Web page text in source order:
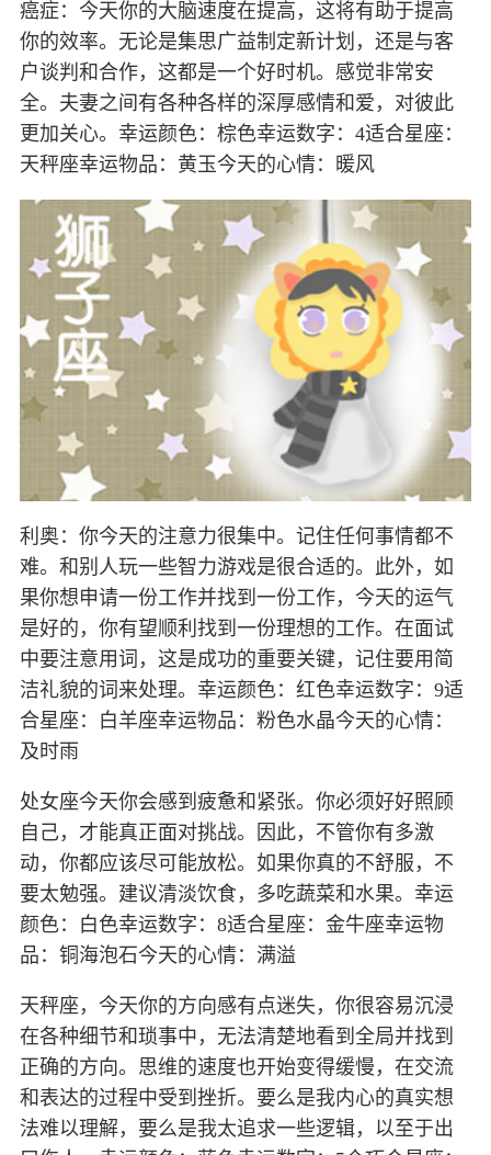
癌症：今天你的大脑速度在提高，这将有助于提高
你的效率。无论是集思广益制定新计划，还是与客
户谈判和合作，这都是一个好时机。感觉非常安
全。夫妻之间有各种各样的深厚感情和爱，对彼此
更加关心。幸运颜色：棕色幸运数字：4适合星座：
天秤座幸运物品：黄玉今天的心情：暖风
利奥：你今天的注意力很集中。记住任何事情都不
难。和别人玩一些智力游戏是很合适的。此外，如
果你想申请一份工作并找到一份工作，今天的运气
是好的，你有望顺利找到一份理想的工作。在面试
中要注意用词，这是成功的重要关键，记住要用简
洁礼貌的词来处理。幸运颜色：红色幸运数字：9适
合星座：白羊座幸运物品：粉色水晶今天的心情：
及时雨
处女座今天你会感到疲惫和紧张。你必须好好照顾
自己，才能真正面对挑战。因此，不管你有多激
动，你都应该尽可能放松。如果你真的不舒服，不
要太勉强。建议清淡饮食，多吃蔬菜和水果。幸运
颜色：白色幸运数字：8适合星座：金牛座幸运物
品：铜海泡石今天的心情：满溢
天秤座，今天你的方向感有点迷失，你很容易沉浸
在各种细节和琐事中，无法清楚地看到全局并找到
正确的方向。思维的速度也开始变得缓慢，在交流
和表达的过程中受到挫折。要么是我内心的真实想
法难以理解，要么是我太追求一些逻辑，以至于出